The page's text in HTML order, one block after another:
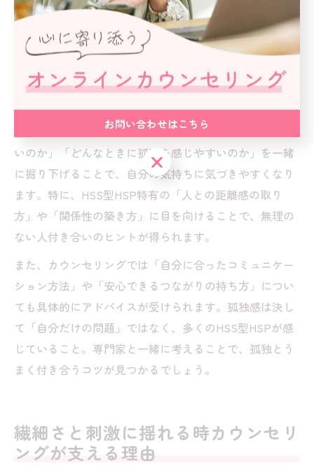
強い」と感じて悩む方も少なくありません。刺激を求め
る一方で、繊細な気質から人間関係で疲れやすく、結果
的に孤独を感じてしまうことがよくあります。カウンセ
リングは、こうした孤独感に寄り添い、気持ちを整理す
カウンセラーとの対話を通じて、「なぜ友達が作りづら
いのか」「どんなときに孤独を感じやすいのか」を一緒
に掘り下げることで、自分の気持ちに気づきやすくなり
ます。特に、HSS型HSP特有の「人との距離感の取り
方」や「関係性の築き方」に目を向けることで、無理の
ない人付き合いのヒントが得られます。
また、カウンセリングでは「自分に合ったコミュニケー
ション方法」や「安心できるつながりの持ち方」につい
ても具体的にアドバイスが受けられます。孤独感は決し
て「自分だけの問題」ではなく、多くのHSS型HSPが感
じていること。専門家と一緒に考えることで、孤独とう
まく付き合うコツが見つかるでしょう。
繊細さと刺激に揺れる時カウンセリ
ングが支える理由
お問い合わせはこちら
お問い合わせはこちら